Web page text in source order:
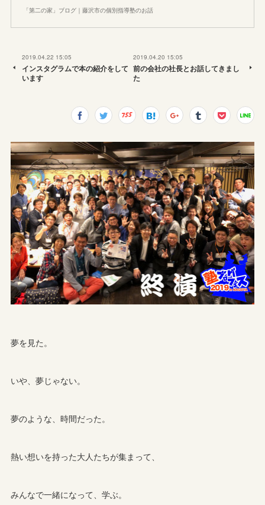
「第二の家」ブログ｜藤沢市の個別指導塾のお話
2019.04.22 15:05
インスタグラムで本の紹介をして
います
2019.04.20 15:05
前の会社の社長とお話してきまし
た
夢を見た。
いや、夢じゃない。
夢のような、時間だった。
熱い想いを持った大人たちが集まって、
みんなで一緒になって、学ぶ。